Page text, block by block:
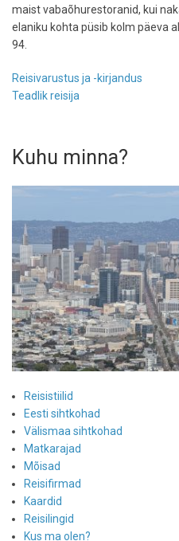
maist vabaõhurestoranid, kui
elaniku kohta püsib kolm päeva
94.
Reisivarustus ja -kirjandus
Teadlik reisija
Kuhu minna?
Reisistiilid
Eesti sihtkohad
Välismaa sihtkohad
Matkarajad
Mõisad
Reisifirmad
Kaardid
Reisilingid
Kus ma olen?